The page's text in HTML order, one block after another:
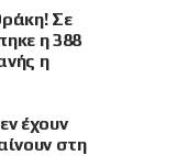
Σε
η 388
η
έχουν
στη